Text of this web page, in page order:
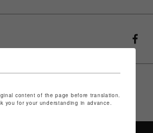
content of the page before translation.
you for your understanding in advance.